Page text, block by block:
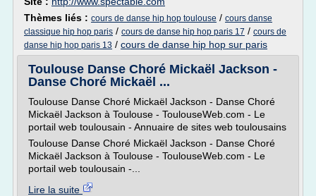
Thèmes liés : cours de danse hip hop toulouse / cours danse
classique hip hop paris / cours de danse hip hop paris 17 / cours de
danse hip hop paris 13 / cours de danse hip hop sur paris
Toulouse Danse Choré Mickaël Jackson -
Danse Choré Mickaël ...
Toulouse Danse Choré Mickaël Jackson - Danse Choré
Mickaël Jackson à Toulouse - ToulouseWeb.com - Le
portail web toulousain - Annuaire de sites web toulousains
Toulouse Danse Choré Mickaël Jackson - Danse Choré
Mickaël Jackson à Toulouse - ToulouseWeb.com - Le
portail web toulousain -...
Lire la suite